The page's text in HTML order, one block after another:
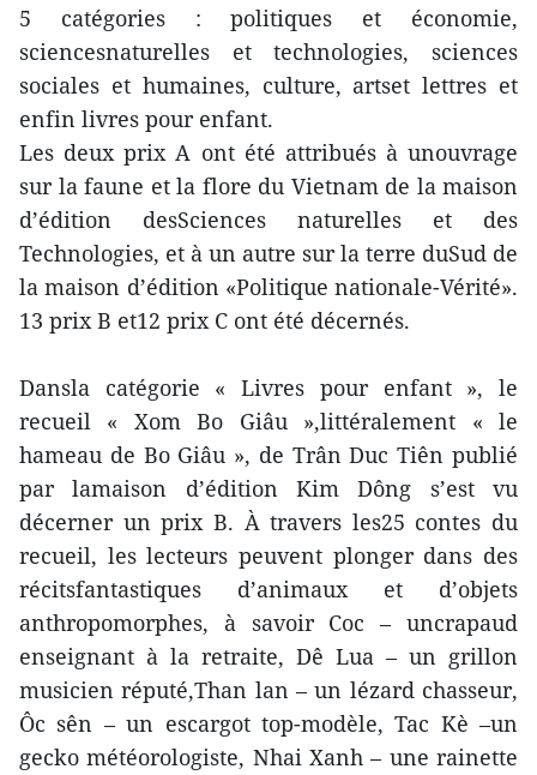
5 catégories : politiques et économie,
sciencesnaturelles et technologies, sciences
sociales et humaines, culture, artset lettres et
enfin livres pour enfant.
Les deux prix A ont été attribués à unouvrage
sur la faune et la flore du Vietnam de la maison
d’édition desSciences naturelles et des
Technologies, et à un autre sur la terre duSud de
la maison d’édition «Politique nationale-Vérité».
13 prix B et12 prix C ont été décernés.
Dansla catégorie « Livres pour enfant », le
recueil « Xom Bo Giâu »,littéralement « le
hameau de Bo Giâu », de Trân Duc Tiên publié
par lamaison d’édition Kim Dông s’est vu
décerner un prix B. À travers les25 contes du
recueil, les lecteurs peuvent plonger dans des
récitsfantastiques d’animaux et d’objets
anthropomorphes, à savoir Coc – uncrapaud
enseignant à la retraite, Dê Lua – un grillon
musicien réputé,Than lan – un lézard chasseur,
Ôc sên – un escargot top-modèle, Tac Kè –un
gecko météorologiste, Nhai Xanh – une rainette